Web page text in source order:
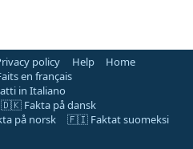
policy Help
Home
en français
in Italiano
🇩🇰 Fakta på dansk
på norsk
🇫🇮 Faktat suomeksi